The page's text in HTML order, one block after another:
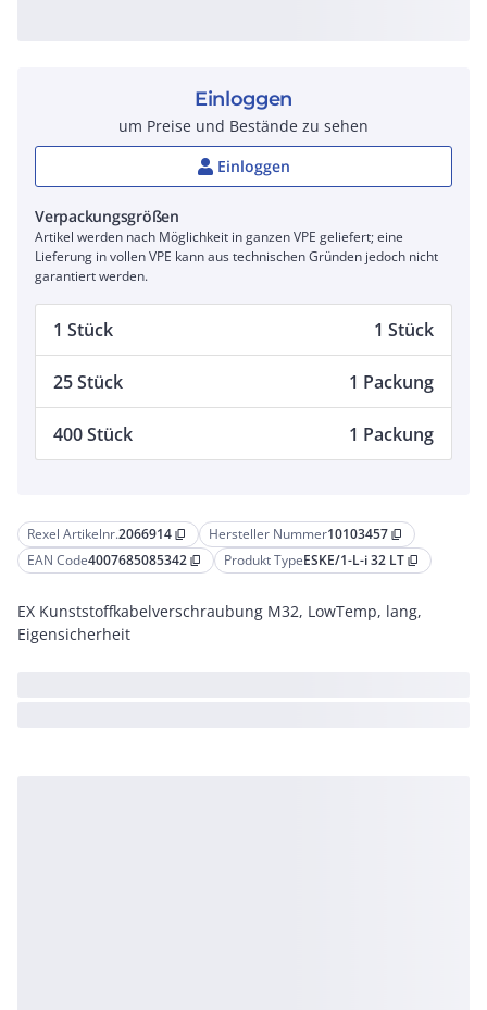
Rexel Artikelnr.2066914 content_copy Hersteller Nummer10103457 content_copy
EAN Code4007685085342 content_copy Produkt TypeESKE/1-L-i 32 LT content_copy
EX Kunststoffkabelverschraubung M32, LowTemp, lang,
Eigensicherheit
Einloggen
um Preise und Bestände zu sehen
Einloggen
Verpackungsgrößen
Artikel werden nach Möglichkeit in ganzen VPE geliefert; eine
Lieferung in vollen VPE kann aus technischen Gründen jedoch nicht
garantiert werden.
1 Stück 1 Stück
25 Stück 1 Packung
400 Stück 1 Packung